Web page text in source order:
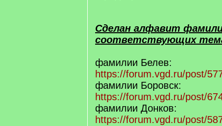
Сделан алфавит
соответствующих
фамилии Белев:
https://forum.vgd.ru/post/
фамилии Боровск:
https://forum.vgd.ru/post/
фамилии Донков:
https://forum.vgd.ru/post/